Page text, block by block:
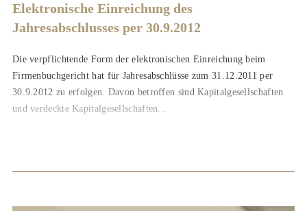
Elektronische Einreichung des
Jahresabschlusses per 30.9.2012
Die verpflichtende Form der elektronischen Einreichung beim
Firmenbuchgericht hat für Jahresabschlüsse zum 31.12.2011 per
30.9.2012 zu erfolgen. Davon betroffen sind Kapitalgesellschaften
und verdeckte Kapitalgesellschaften...